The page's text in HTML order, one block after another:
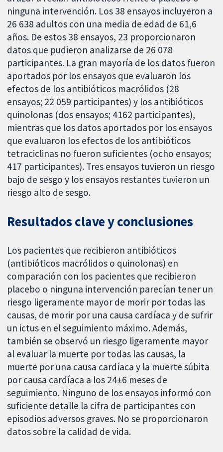
ninguna intervención. Los 38 ensayos incluyeron a
26 638 adultos con una media de edad de 61,6
años. De estos 38 ensayos, 23 proporcionaron
datos que pudieron analizarse de 26 078
participantes. La gran mayoría de los datos fueron
aportados por los ensayos que evaluaron los
efectos de los antibióticos macrólidos (28
ensayos; 22 059 participantes) y los antibióticos
quinolonas (dos ensayos; 4162 participantes),
mientras que los datos aportados por los ensayos
que evaluaron los efectos de los antibióticos
tetraciclinas no fueron suficientes (ocho ensayos;
417 participantes). Tres ensayos tuvieron un riesgo
bajo de sesgo y los ensayos restantes tuvieron un
riesgo alto de sesgo.
Resultados clave y conclusiones
Los pacientes que recibieron antibióticos
(antibióticos macrólidos o quinolonas) en
comparación con los pacientes que recibieron
placebo o ninguna intervención parecían tener un
riesgo ligeramente mayor de morir por todas las
causas, de morir por una causa cardíaca y de sufrir
un ictus en el seguimiento máximo. Además,
también se observó un riesgo ligeramente mayor
al evaluar la muerte por todas las causas, la
muerte por una causa cardíaca y la muerte súbita
por causa cardíaca a los 24±6 meses de
seguimiento. Ninguno de los ensayos informó con
suficiente detalle la cifra de participantes con
episodios adversos graves. No se proporcionaron
datos sobre la calidad de vida.